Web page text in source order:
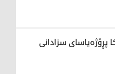
پڕۆژەیاسای سزادانی